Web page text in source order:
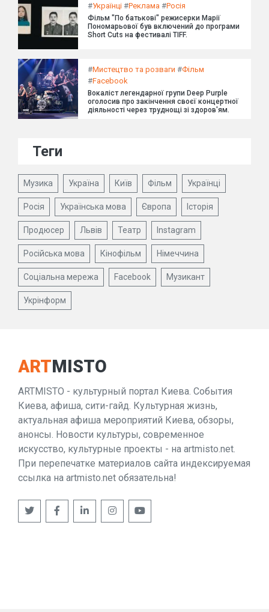
#Українці #Реклама #Росія
Фільм "По батькові" режисерки Марії
Пономарьової був включений до програми
Short Cuts на фестивалі TIFF.
#Мистецтво та розваги #Фільм
#Facebook
Вокаліст легендарної групи Deep Purple
оголосив про закінчення своєї концертної
діяльності через труднощі зі здоров'ям.
Теги
Музика Україна Київ Фільм Українці
Росія Українська мова Європа Історія
Продюсер Львів Театр Instagram
Російська мова Кінофільм Німеччина
Соціальна мережа Facebook Музикант
Укрінформ
ARTMISTO
ARTMISTO - культурный портал Киева. События
Киева, афиша, сити-гайд. Культурная жизнь,
актуальная афиша мероприятий Киева, обзоры,
анонсы. Новости культуры, современное
искусство, культурные проекты - на artmisto.net.
При перепечатке материалов сайта индексируемая
ссылка на artmisto.net обязательна!